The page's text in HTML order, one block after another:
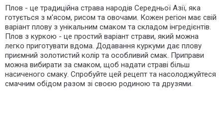
Плов - це традиційна страва народів Середньої Азії, яка
готується з м'ясом, рисом та овочами. Кожен регіон має свій
варіант плову з унікальним смаком та складом інгредієнтів.
Плов з куркою - це простий варіант страви, який можна
легко приготувати вдома. Додавання куркуми дає плову
приємний золотистий колір та особливий смак. Приправи
можна вибирати за смаком, щоб надати страві більш
насиченого смаку. Спробуйте цей рецепт та насолоджуйтеся
смачним обідом разом зі своєю родиною та друзями.